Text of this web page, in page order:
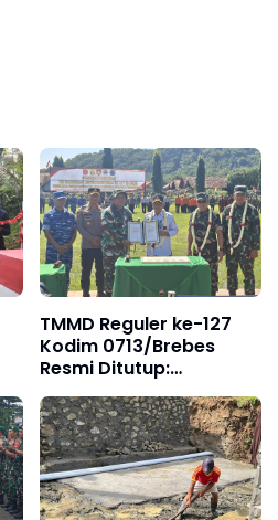
TMMD Reguler ke-127
Kodim 0713/Brebes
Resmi Ditutup:
Membangun Negeri dari
Pelosok Desa Cikuya